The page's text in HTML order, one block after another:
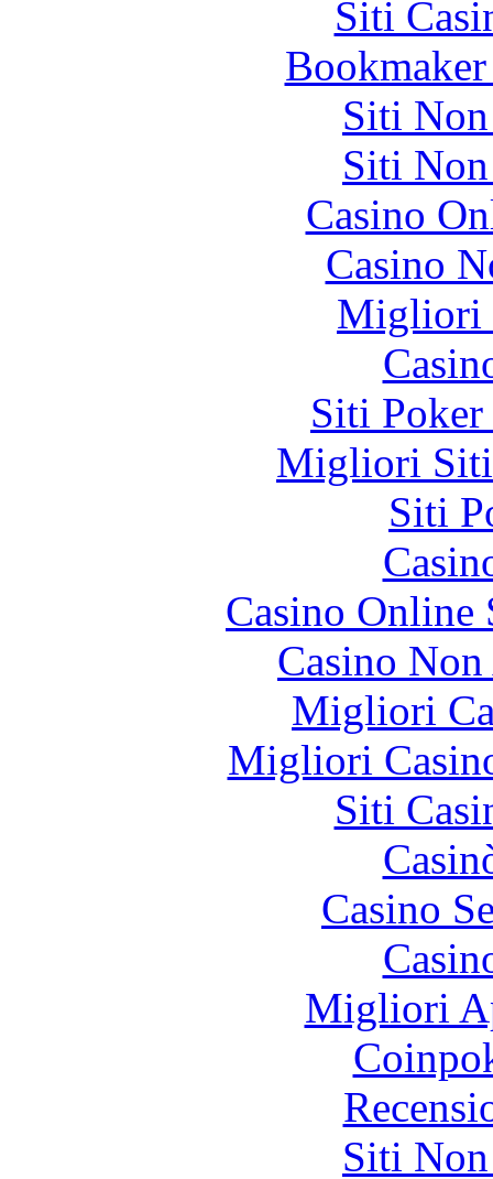
Siti
Siti
Siti
Casino
Casino
Migliori
Siti
Migliori Siti
Siti
Casino
Casino
Migliori
Migliori
Siti
Casino
Migliori
Siti